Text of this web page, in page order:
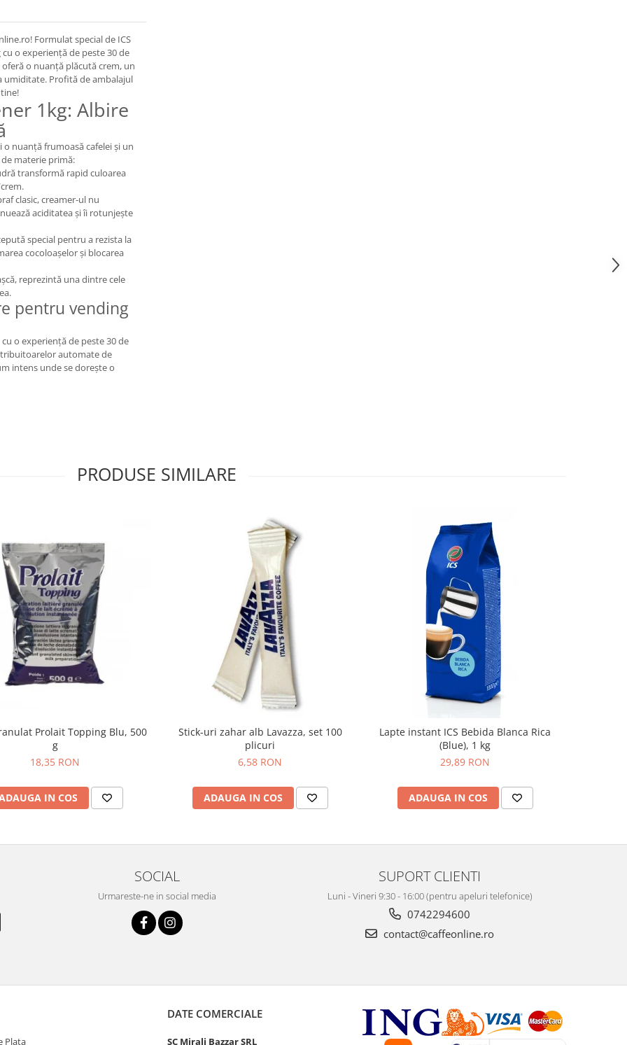
Formulat special de ICS
o experiență de peste 30 de
o nuanță plăcută crem, un
umiditate. Profită de ambalajul
1kg: Albire
nuanță frumoasă cafelei și un
materie primă:
transformă rapid culoarea
clasic, creamer-ul nu
aciditatea și îi rotunjește
special pentru a rezista la
cocoloașelor și blocarea
reprezintă una dintre cele
pentru vending
o experiență de peste 30 de
automate de
intens unde se dorește o
PRODUSE SIMILARE
Prolait Topping Blu, 500
g
18,35 RON
IN COS
Stick-uri zahar alb Lavazza, set 100
plicuri
6,58 RON
ADAUGA IN COS
Lapte instant ICS Bebida Blanca Rica
(Blue), 1 kg
29,89 RON
ADAUGA IN COS
SOCIAL
Urmareste-ne in social media
SUPORT CLIENTI
Luni - Vineri 9:30 - 16:00 (pentru apeluri telefonice)
0742294600
contact@caffeonline.ro
Plata
DATE COMERCIALE
SC Mirali Bazzar SRL